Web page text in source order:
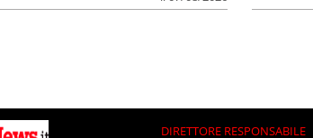
DIRETTORE RESPONSABILE